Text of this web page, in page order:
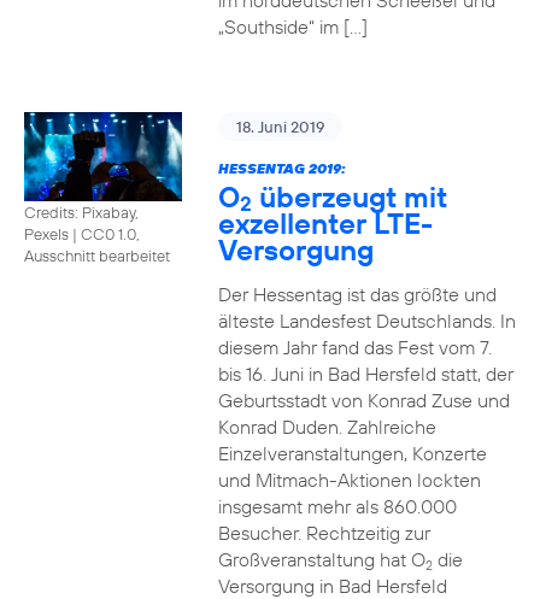
„Southside“ im […]
Credits: Pixabay,
Pexels | CC0 1.0,
Ausschnitt bearbeitet
18. Juni 2019
HESSENTAG 2019:
O2 überzeugt mit
exzellenter LTE-
Versorgung
Der Hessentag ist das größte und
älteste Landesfest Deutschlands. In
diesem Jahr fand das Fest vom 7.
bis 16. Juni in Bad Hersfeld statt, der
Geburtsstadt von Konrad Zuse und
Konrad Duden. Zahlreiche
Einzelveranstaltungen, Konzerte
und Mitmach-Aktionen lockten
insgesamt mehr als 860.000
Besucher. Rechtzeitig zur
Großveranstaltung hat O2die
Versorgung in Bad Hersfeld